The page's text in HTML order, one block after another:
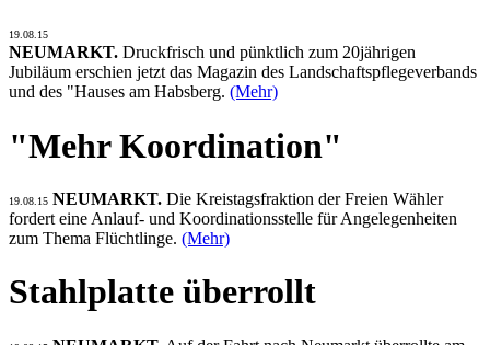
19.08.15
NEUMARKT. Druckfrisch und pünktlich zum 20jährigen
Jubiläum erschien jetzt das Magazin des Landschaftspflegeverbands
und des "Hauses am Habsberg. (Mehr)
"Mehr Koordination"
19.08.15 NEUMARKT. Die Kreistagsfraktion der Freien Wähler
fordert eine Anlauf- und Koordinationsstelle für Angelegenheiten
zum Thema Flüchtlinge. (Mehr)
Stahlplatte überrollt